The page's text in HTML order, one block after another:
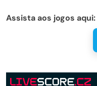
Assista aos jogos aqui: